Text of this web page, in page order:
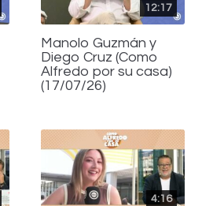
12:17
Manolo Guzmán y
Diego Cruz (Como
Alfredo por su casa)
(17/07/26)
4:16